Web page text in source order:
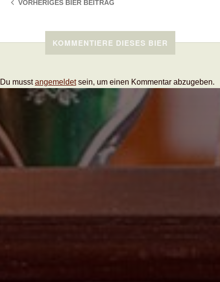
VORHERIGES BIER BEITRAG
KOMMENTIERE DIESES BIER
Du musstangemeldetsein, um einen Kommentar abzugeben.